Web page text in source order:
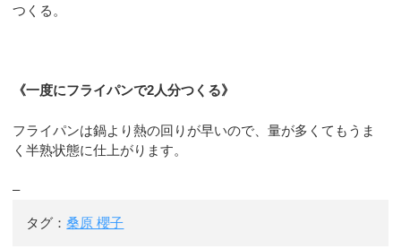
つくる。
《一度にフライパンで2人分つくる》
フライパンは鍋より熱の回りが早いので、量が多くてもうま
く半熟状態に仕上がります。
–
タグ：桑原 櫻子